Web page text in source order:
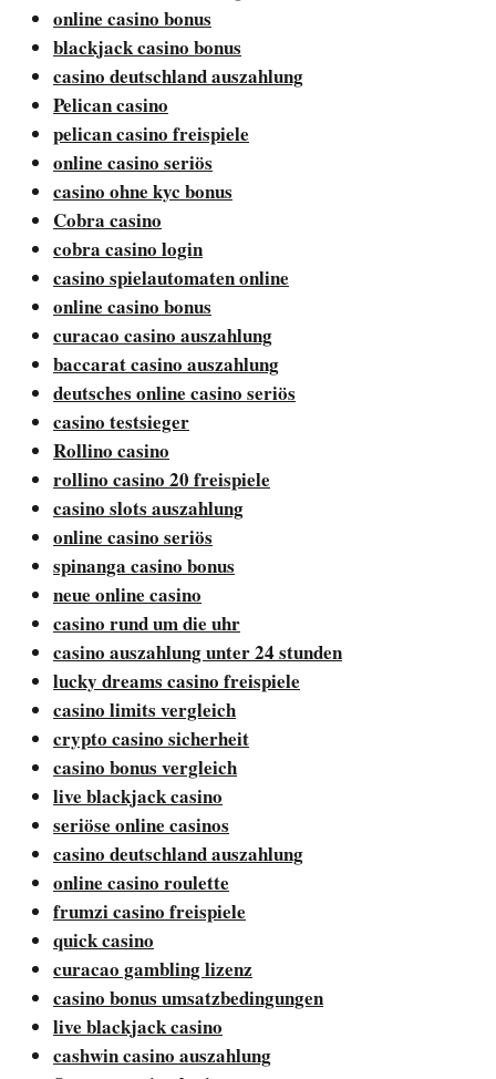
online casino bonus
blackjack casino bonus
casino deutschland auszahlung
Pelican casino
pelican casino freispiele
online casino seriös
casino ohne kyc bonus
Cobra casino
cobra casino login
casino spielautomaten online
online casino bonus
curacao casino auszahlung
baccarat casino auszahlung
deutsches online casino seriös
casino testsieger
Rollino casino
rollino casino 20 freispiele
casino slots auszahlung
online casino seriös
spinanga casino bonus
neue online casino
casino rund um die uhr
casino auszahlung unter 24 stunden
lucky dreams casino freispiele
casino limits vergleich
crypto casino sicherheit
casino bonus vergleich
live blackjack casino
seriöse online casinos
casino deutschland auszahlung
online casino roulette
frumzi casino freispiele
quick casino
curacao gambling lizenz
casino bonus umsatzbedingungen
live blackjack casino
cashwin casino auszahlung